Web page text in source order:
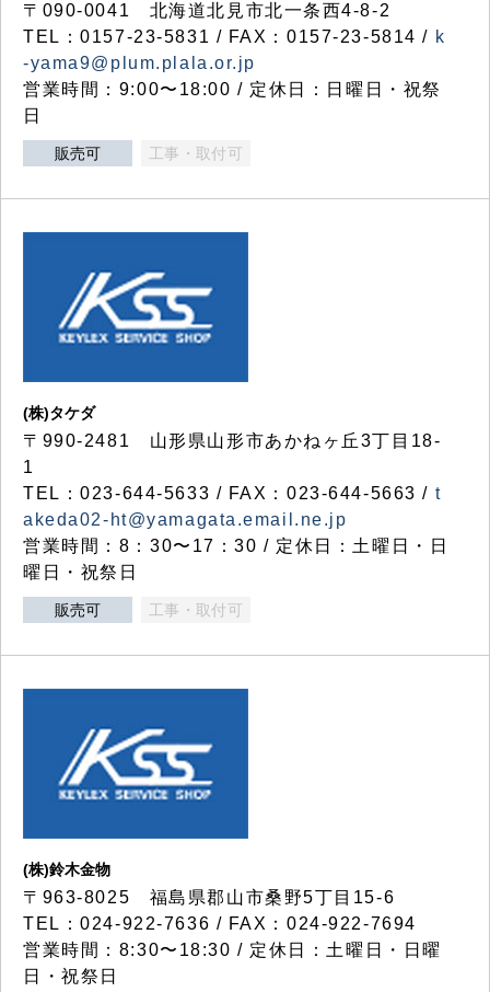
〒090-0041 北海道北見市北一条西4-8-2
TEL：0157-23-5831 / FAX：0157-23-5814 / k
-yama9@plum.plala.or.jp
営業時間：9:00〜18:00 / 定休日：日曜日・祝祭
日
販売可 工事・取付可
(株)タケダ
〒990-2481 山形県山形市あかねヶ丘3丁目18-
1
TEL：023-644-5633 / FAX：023-644-5663 / t
akeda02-ht@yamagata.email.ne.jp
営業時間：8：30〜17：30 / 定休日：土曜日・日
曜日・祝祭日
販売可 工事・取付可
(株)鈴木金物
〒963-8025 福島県郡山市桑野5丁目15-6
TEL：024-922-7636 / FAX：024-922-7694
営業時間：8:30〜18:30 / 定休日：土曜日・日曜
日・祝祭日